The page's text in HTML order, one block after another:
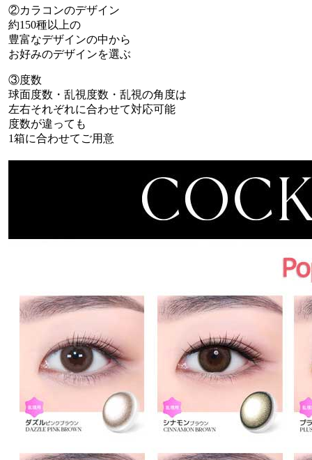
②カラコンのデザイン
約150種以上の
豊富なデザインの中から
お好みのデザインを選ぶ
③度数
球面度数・乱視度数・乱視の角度は
左右それぞれに合わせて対応可能
度数が違っても
1箱に合わせてご用意